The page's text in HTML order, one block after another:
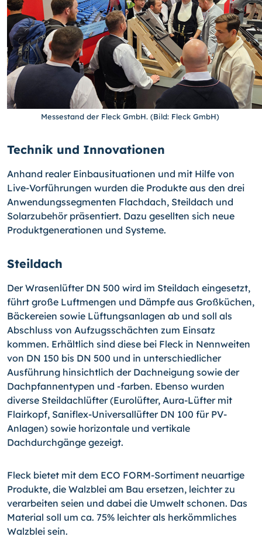
Messestand der Fleck GmbH. (Bild: Fleck GmbH)
Technik und Innovationen
Anhand realer Einbausituationen und mit Hilfe von
Live-Vorführungen wurden die Produkte aus den drei
Anwendungssegmenten Flachdach, Steildach und
Solarzubehör präsentiert. Dazu gesellten sich neue
Produktgenerationen und Systeme.
Steildach
Der Wrasenlüfter DN 500 wird im Steildach eingesetzt,
führt große Luftmengen und Dämpfe aus Großküchen,
Bäckereien sowie Lüftungsanlagen ab und soll als
Abschluss von Aufzugsschächten zum Einsatz
kommen. Erhältlich sind diese bei Fleck in Nennweiten
von DN 150 bis DN 500 und in unterschiedlicher
Ausführung hinsichtlich der Dachneigung sowie der
Dachpfannentypen und -farben. Ebenso wurden
diverse Steildachlüfter (Eurolüfter, Aura-Lüfter mit
Flairkopf, Saniflex-Universallüfter DN 100 für PV-
Anlagen) sowie horizontale und vertikale
Dachdurchgänge gezeigt.
Fleck bietet mit dem ECO FORM-Sortiment neuartige
Produkte, die Walzblei am Bau ersetzen, leichter zu
verarbeiten seien und dabei die Umwelt schonen. Das
Material soll um ca. 75% leichter als herkömmliches
Walzblei sein.